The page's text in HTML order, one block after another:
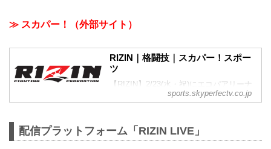
≫ スカパー！（外部サイト）
RIZIN｜格闘技｜スカパー！スポー
ツ
【RIZIN】2/23(水・祝)にエコパアリーナ
で開催する『RIZIN TRIGGER 2nd』の模
野球、サッカー、バスケ、モーター、ゴ
ルフ、ラグビー、格闘技、サイクル、テ
sports.skyperfectv.co.jp
配信プラットフォーム「RIZIN LIVE」